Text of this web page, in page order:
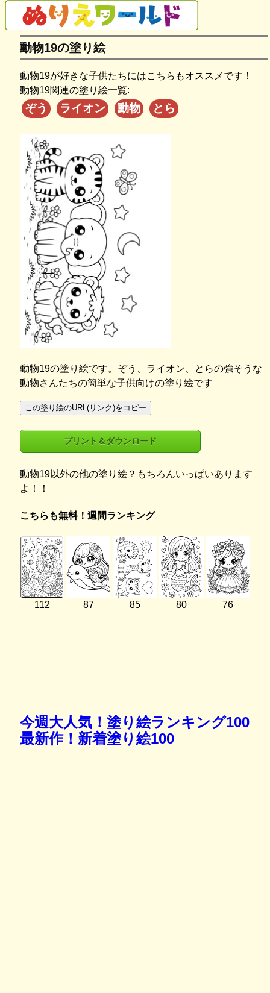
動物19の塗り絵
動物19が好きな子供たちにはこちらもオススメです！
動物19関連の塗り絵一覧:
ぞう ライオン 動物 とら
動物19の塗り絵です。ぞう、ライオン、とらの強そうな
動物さんたちの簡単な子供向けの塗り絵です
この塗り絵のURL(リンク)をコピー
プリント＆ダウンロード
動物19以外の他の塗り絵？もちろんいっぱいあります
よ！！
こちらも無料！週間ランキング
112 87 85 80 76
今週大人気！塗り絵ランキング100
最新作！新着塗り絵100